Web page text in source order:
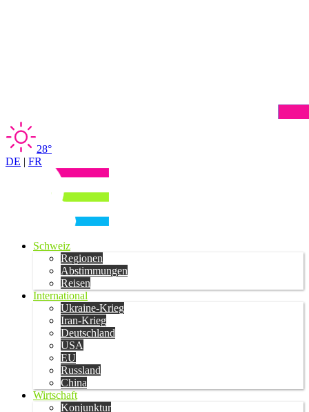
28°
DE | FR
Schweiz
Regionen
Abstimmungen
Reisen
International
Ukraine-Krieg
Iran-Krieg
Deutschland
USA
EU
Russland
China
Wirtschaft
Konjunktur